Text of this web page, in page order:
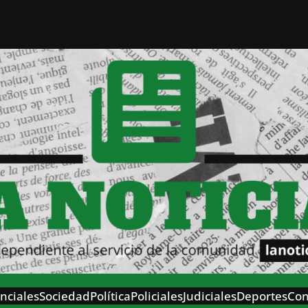
SociedadPolíticaPolicialesJudicialesDeportes